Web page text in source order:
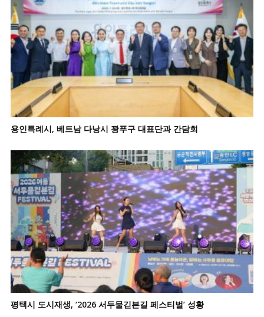
용인특례시, 베트남 다낭시 꽝푸구 대표단과 간담회
평택시 도시재생, ‘2026 서두물긷븐길 페스티벌’ 성황